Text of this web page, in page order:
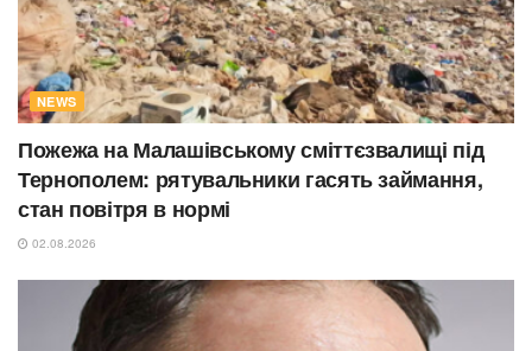
NEWS
Пожежа на Малашівському сміттєзвалищі під
Тернополем: рятувальники гасять займання,
стан повітря в нормі
02.08.2026